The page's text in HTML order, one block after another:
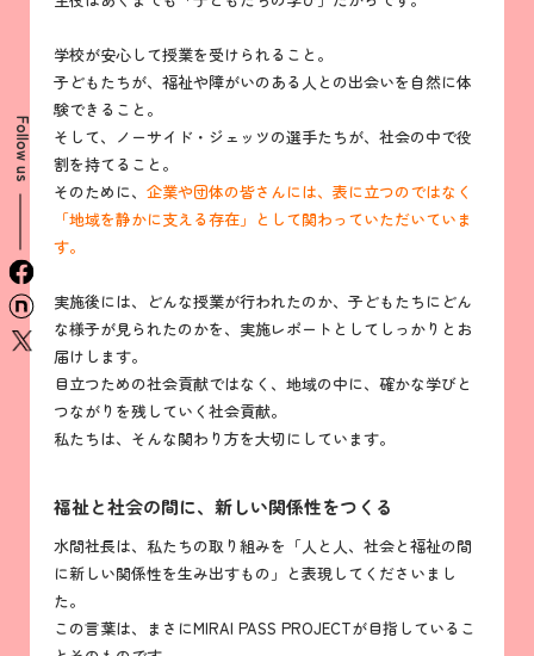
Follow us
学校が安心して授業を受けられること。
子どもたちが、福祉や障がいのある人との出会いを自然に体
験できること。
そして、ノーサイド・ジェッツの選手たちが、社会の中で役
割を持てること。
そのために、 企業や団体の皆さんには、表に立つのではなく
「地域を静かに支える存在」として関わっていただいていま
す。
実施後には、どんな授業が行われたのか、子どもたちにどん
な様子が見られたのかを、実施レポートとしてしっかりとお
届けします。
目立つための社会貢献ではなく、地域の中に、確かな学びと
つながりを残していく社会貢献。
私たちは、そんな関わり方を大切にしています。
福祉と社会の間に、新しい関係性をつくる
水間社長は、私たちの取り組みを「人と人、社会と福祉の間
に新しい関係性を生み出すもの」と表現してくださいまし
た。
この言葉は、まさにMIRAI PASS PROJECTが目指しているこ